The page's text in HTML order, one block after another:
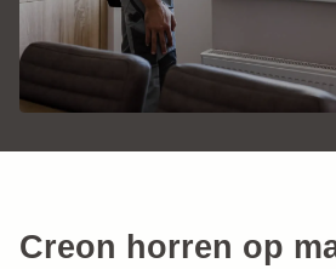
Creon horren op